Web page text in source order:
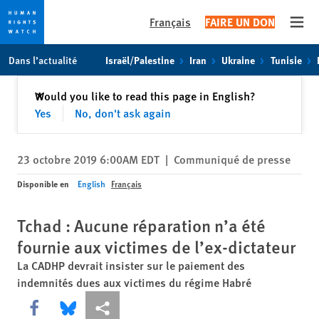
toto
content
Français FAIRE UN DON
Dans l’actualité Israël/Palestine Iran Ukraine Tunisie
Would you like to read this page in English?
Yes
No, don't ask again
✕Fermer
23 octobre 2019 6:00AM EDT | Communiqué de presse
Disponible en English Français
Tchad : Aucune réparation n’a été
fournie aux victimes de l’ex-dictateur
La CADHP devrait insister sur le paiement des
indemnités dues aux victimes du régime Habré
Share this via Facebook
Share this via Bluesky
Share this via Partagez